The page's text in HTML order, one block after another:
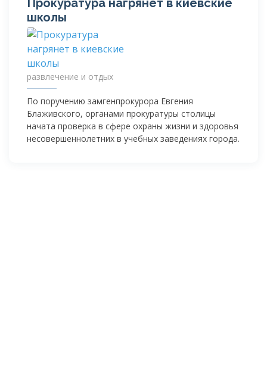
Прокуратура нагрянет в киевские
школы
развлечение и отдых
По поручению замгенпрокурора Евгения
Блаживского, органами прокуратуры столицы
начата проверка в сфере охраны жизни и здоровья
несовершеннолетних в учебных заведениях города.